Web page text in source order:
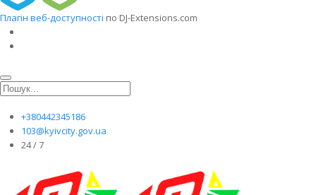
Плагін веб-доступності по DJ-Extensions.com
+380442345186
103@kyivcity.gov.ua
24 / 7